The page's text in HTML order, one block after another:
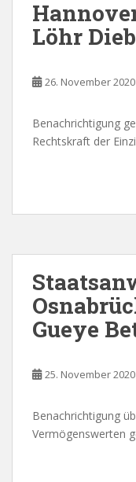
Löhr
26. November 2020
Benachrichtigung
Rechtskraft der
Gueye
25. November 2020
Benachrichtigung
Vermögenswerten